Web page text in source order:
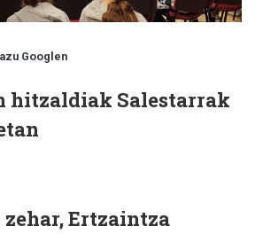
Googlen
hitzaldiak Salestarrak
Ertzaintza